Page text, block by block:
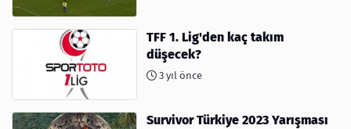
TFF 1. Lig'den kaç takım
düşecek?
3 yıl önce
Survivor Türkiye 2023 Yarışması